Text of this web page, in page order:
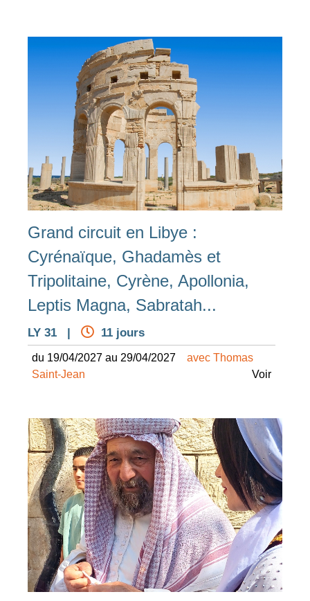
Grand circuit en Libye :
Cyrénaïque, Ghadamès et
Tripolitaine, Cyrène, Apollonia,
Leptis Magna, Sabratah...
LY 31 | 11 jours
du 19/04/2027 au 29/04/2027
avec Thomas
Saint-Jean
Voir